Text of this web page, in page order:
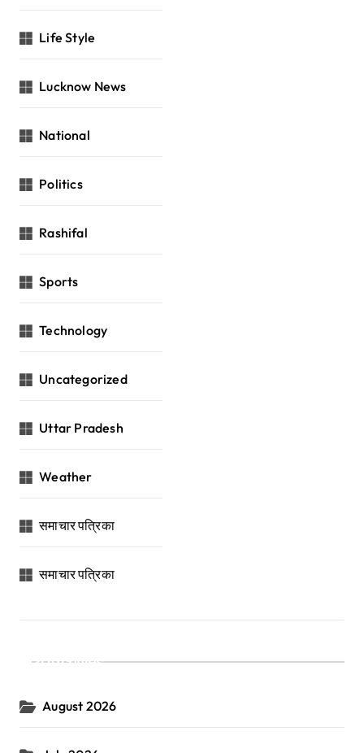
Life Style
Lucknow News
National
Politics
Rashifal
Sports
Technology
Uncategorized
Uttar Pradesh
Weather
समाचार पत्रिका
समाचार पत्रिका
Archives
August 2026